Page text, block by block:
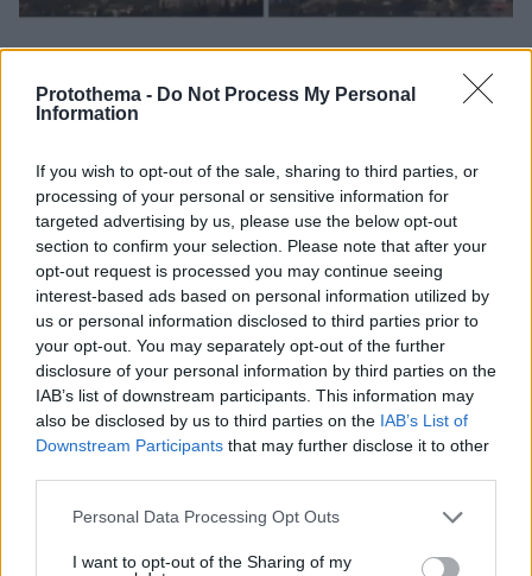
Protothema - Do Not Process My Personal
Information
If you wish to opt-out of the sale, sharing to third parties, or
processing of your personal or sensitive information for
targeted advertising by us, please use the below opt-out
section to confirm your selection. Please note that after your
opt-out request is processed you may continue seeing
interest-based ads based on personal information utilized by
us or personal information disclosed to third parties prior to
your opt-out. You may separately opt-out of the further
disclosure of your personal information by third parties on the
IAB’s list of downstream participants. This information may
also be disclosed by us to third parties on the IAB’s List of
Downstream Participants that may further disclose it to other
Please note that this website/app uses one or more Google
not limited to your visit or usage behaviour. You may click to
Personal Data Processing Opt Outs
I want to opt-out of the Sharing of my